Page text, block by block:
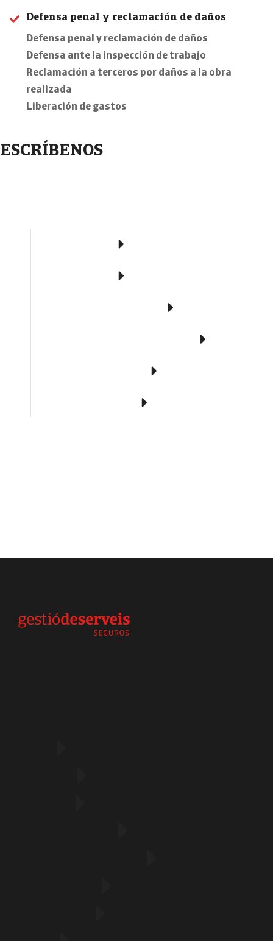
Defensa penal y reclamación de daños
Defensa penal y reclamación de daños
Defensa ante la inspección de trabajo
Reclamación a terceros por daños a la obra
realizada
Liberación de gastos
ESCRÍBENOS